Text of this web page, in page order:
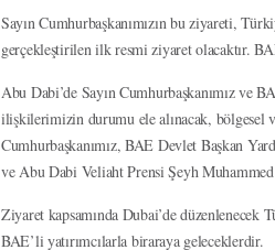
Sayın Cumhurbaşkanımızın bu ziyareti,
gerçekleştirilen ilk resmi ziyaret olacaktır.
Abu Dabi’de Sayın Cumhurbaşkanımız ve
ilişkilerimizin durumu ele alınacak, bölgesel
Cumhurbaşkanımız, BAE Devlet Başkan
ve Abu Dabi Veliaht Prensi Şeyh
Ziyaret kapsamında Dubai’de düzenlenecek
BAE’li yatırımcılarla biraraya geleceklerdir.